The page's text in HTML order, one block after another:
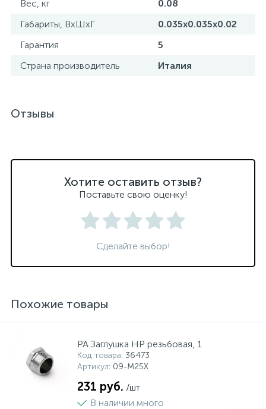
Вес, кг
0.08
Габариты, ВхШхГ
0.035x0.035x0.02
Гарантия
5
Страна производитель
Италия
Отзывы
Хотите оставить отзыв?
Поставьте свою оценку!
Сделайте выбор!
Похожие товары
PA Заглушка НР резьбовая, 1
Код товара: 36473
Артикул: 09-M25X
231 руб. /шт
В наличии много